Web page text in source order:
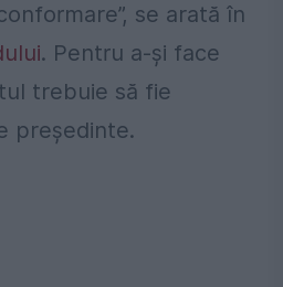
se arată în
. Pentru a-și face
trebuie să fie
președinte.